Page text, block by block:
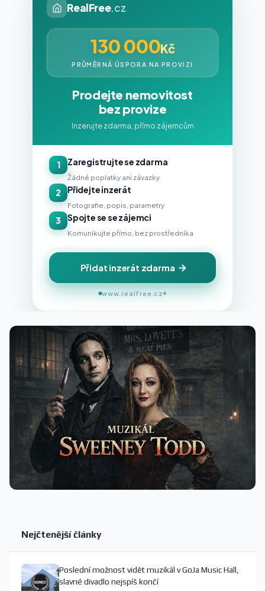
RealFree.cz
130 000Kč
PRŮMĚRNÁ ÚSPORA NA PROVIZI
Prodejte nemovitost
bez provize
Inzerujte zdarma, přímo zájemcům
1 Zaregistrujte se zdarma
Žádné poplatky ani závazky
2 Přidejte inzerát
Fotografie, popis, parametry
3 Spojte se se zájemci
Komunikujte přímo, bez prostředníka
Přidat inzerát zdarma
www.realfree.cz
Nejčtenější články
Poslední možnost vidět muzikál v GoJa Music Hall,
slavné divadlo nejspíš končí